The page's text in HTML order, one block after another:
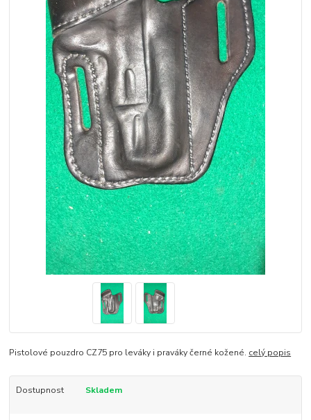
Pistolové pouzdro CZ75 pro leváky i praváky černé kožené. celý popis
Dostupnost Skladem